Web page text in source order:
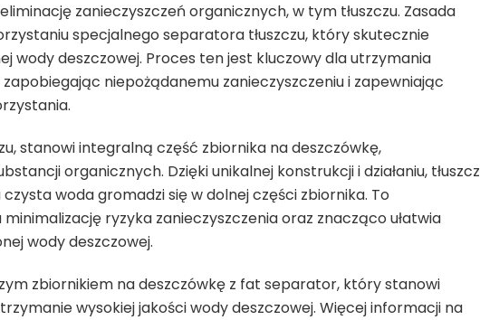
zanieczyszczeń organicznych, w tym tłuszczu. Zasada
specjalnego separatora tłuszczu, który skutecznie
wody deszczowej. Proces ten jest kluczowy dla utrzymania
niepożądanemu zanieczyszczeniu i zapewniając
stanowi integralną część zbiornika na deszczówkę,
organicznych. Dzięki unikalnej konstrukcji i działaniu, tłuszcz
woda gromadzi się w dolnej części zbiornika. To
ryzyka zanieczyszczenia oraz znacząco ułatwia
wody deszczowej.
zbiornikiem na deszczówkę z fat separator, który stanowi
wysokiej jakości wody deszczowej. Więcej informacji na